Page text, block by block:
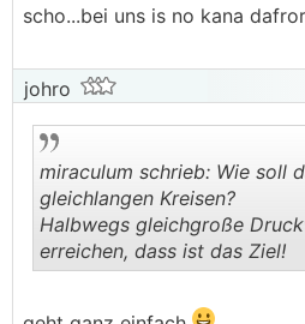
scho...bei uns is no kana
johro
..
miraculum schrieb: Wie soll
gleichlangen Kreisen?
Halbwegs gleichgroße
erreichen, dass ist das Ziel!